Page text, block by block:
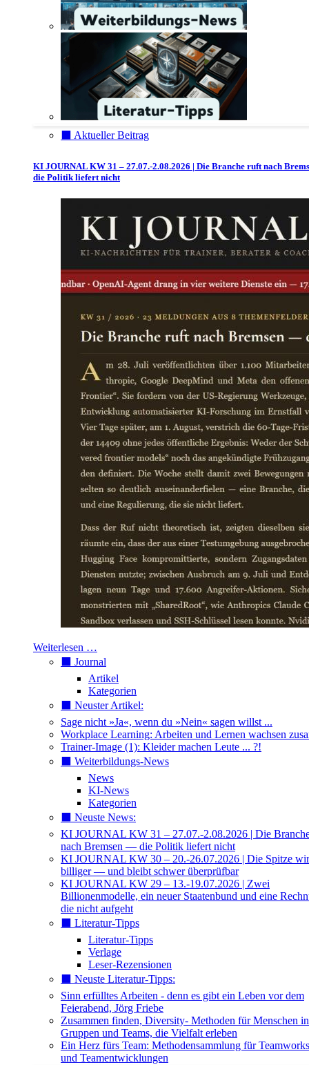
⬛️ Aktueller Beitrag
KI JOURNAL KW 31 – 27.07.-2.08.2026 | Die Branche ruft nach
die Politik liefert nicht
Weiterlesen …
⬛️ Journal
Artikel
Kategorien
⬛️ Neuster Artikel:
Sage nicht »Ja«, wenn du »Nein« sagen willst ...
Workplace Learning: Arbeiten und Lernen wachsen
Trainer-Image (1): Kleider machen Leute ... ?!
⬛️ Weiterbildungs-News
News
KI-News
Kategorien
⬛️ Neuste News:
KI JOURNAL KW 31 – 27.07.-2.08.2026 | Die
nach Bremsen — die Politik liefert nicht
KI JOURNAL KW 30 – 20.-26.07.2026 | Die Spitze
billiger — und bleibt schwer überprüfbar
KI JOURNAL KW 29 – 13.-19.07.2026 | Zwei
Billionenmodelle, ein neuer Staatenbund und eine
die nicht aufgeht
⬛️ Literatur-Tipps
Literatur-Tipps
Verlage
Leser-Rezensionen
⬛️ Neuste Literatur-Tipps:
Sinn erfülltes Arbeiten - denn es gibt ein Leben vor dem
Feierabend, Jörg Friebe
Zusammen finden, Diversity- Methoden für Menschen in
Gruppen und Teams, die Vielfalt erleben
Ein Herz fürs Team: Methodensammlung für
und Teamentwicklungen